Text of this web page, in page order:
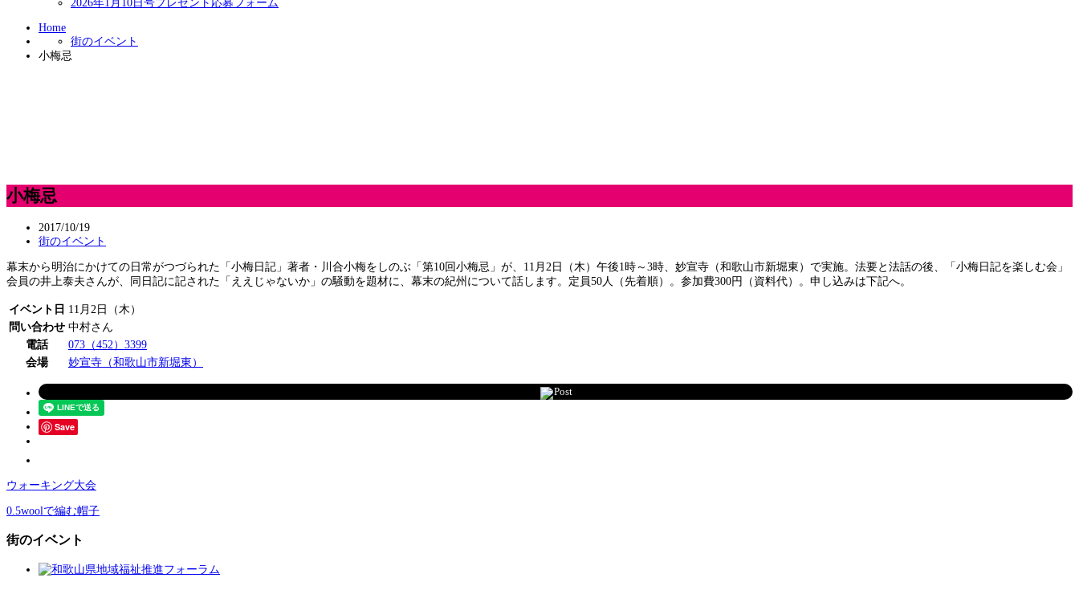
2026年1月10日号プレゼント応募フォーム
Home
街のイベント
小梅忌
小梅忌
2017/10/19
街のイベント
幕末から明治にかけての日常がつづられた「小梅日記」著者・川合小梅をしのぶ「第10回小梅忌」が、11月2日（木）午後1時～3時、妙宣寺（和歌山市新堀東）で実施。法要と法話の後、「小梅日記を楽しむ会」
会員の井上泰夫さんが、同日記に記された「ええじゃないか」の騒動を題材に、幕末の紀州について話します。定員50人（先着順）。参加費300円（資料代）。申し込みは下記へ。
イベント日 11月2日（木）
問い合わせ 中村さん
電話
073（452）3399
会場
妙宣寺（和歌山市新堀東）
Post
Save
ウォーキング大会
0.5woolで編む帽子
街のイベント